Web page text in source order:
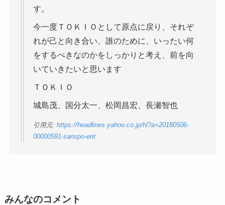
す。
今一度ＴＯＫＩＯとして原点に戻り、それぞ
れが己と向き合い、誰のために、いったい何
をするべきなのかをしっかりと考え、前を向
いていきたいと思います
ＴＯＫＩＯ
城島茂、国分太一、松岡昌宏、長瀬智也
引用元: https://headlines.yahoo.co.jp/hl?a=20180506-
00000591-sanspo-ent
みんなのコメント